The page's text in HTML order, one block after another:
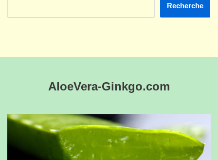
Recherche
AloeVera-Ginkgo.com